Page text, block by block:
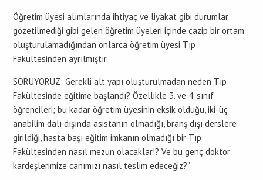
Öğretim üyesi alımlarında ihtiyaç ve liyakat gibi durumlar
gözetilmediği gibi gelen öğretim üyeleri içinde cazip bir ortam
oluşturulamadığından onlarca öğretim üyesi Tıp
Fakültesinden ayrılmıştır.
SORUYORUZ: Gerekli alt yapı oluşturulmadan neden Tıp
Fakültesinde eğitime başlandı? Özellikle 3. ve 4. sınıf
öğrencileri; bu kadar öğretim üyesinin eksik olduğu, iki-üç
anabilim dalı dışında asistanın olmadığı, branş dışı derslere
girildiği, hasta başı eğitim imkanın olmadığı bir Tıp
Fakültesinden nasıl mezun olacaklar!? Ve bu genç doktor
kardeşlerimize canımızı nasıl teslim edeceğiz?”